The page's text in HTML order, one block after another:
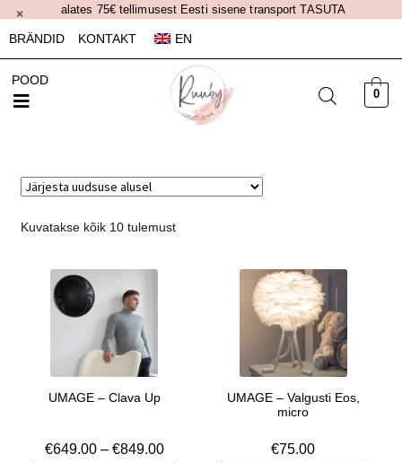
alates 75€ tellimusest Eesti sisene transport TASUTA
×
BRÄNDID
KONTAKT EN
POOD
0
Kuvatakse kõik 10 tulemust
UMAGE – Clava Up
€649.00 – €849.00
UMAGE – Valgusti Eos,
micro
€75.00